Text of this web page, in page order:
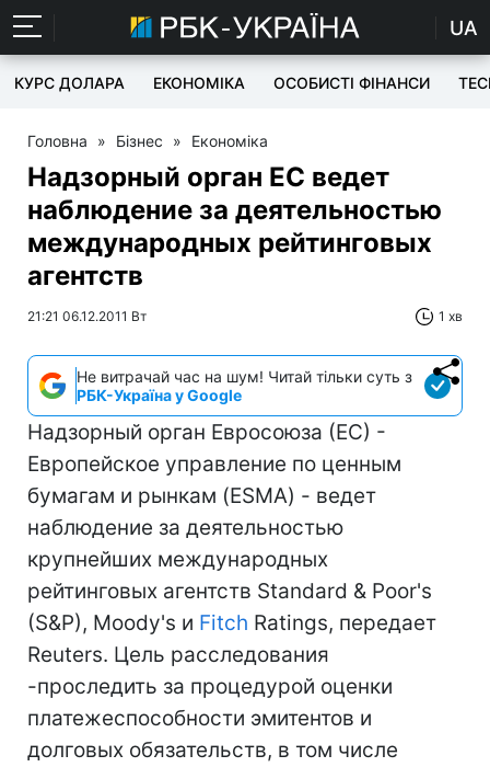
UA
КУРС ДОЛАРА ЕКОНОМІКА ОСОБИСТІ ФІНАНСИ
Головна » Бізнес » Економіка
Надзорный орган ЕС ведет
наблюдение за деятельностью
международных рейтинговых
агентств
21:21 06.12.2011 Вт 1 хв
Не витрачай час на шум! Читай тільки суть з
РБК-Україна у Google
Надзорный орган Евросоюза (ЕС) -
Европейское управление по ценным
бумагам и рынкам (ESMA) - ведет
наблюдение за деятельностью
крупнейших международных
рейтинговых агентств Standard & Poor's
(S&P), Moody's и Fitch Ratings, передает
Reuters. Цель расследования
-проследить за процедурой оценки
платежеспособности эмитентов и
долговых обязательств, в том числе